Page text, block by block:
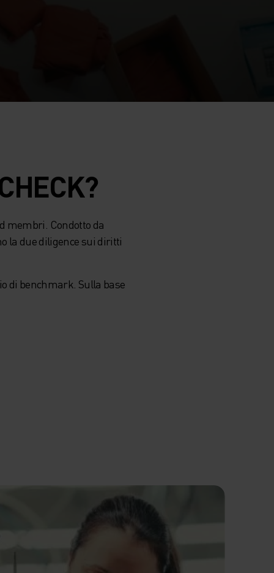
membri. Condotto da
la due diligence sui diritti
di benchmark. Sulla base